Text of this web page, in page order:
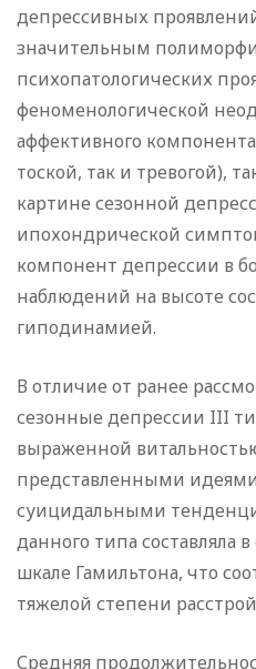
депрессивных
значительным
психопатологических
феноменологической
аффективного
тоской, так и тревогой),
картине сезонной
ипохондрической
компонент депрессии в
наблюдений на высоте
гиподинамией.
В отличие от ранее
сезонные депрессии III
выраженной
представленными
суицидальными
данного типа составляла
шкале Гамильтона, что
тяжелой степени
Средняя